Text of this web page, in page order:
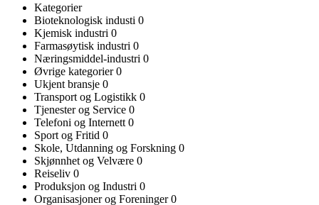
Kategorier
Bioteknologisk industi 0
Kjemisk industri 0
Farmasøytisk industri 0
Næringsmiddel-industri 0
Øvrige kategorier0
Ukjent bransje 0
Transport og Logistikk 0
Tjenester og Service 0
Telefoni og Internett 0
Sport og Fritid 0
Skole, Utdanning og Forskning 0
Skjønnhet og Velvære 0
Reiseliv 0
Produksjon og Industri 0
Organisasjoner og Foreninger0